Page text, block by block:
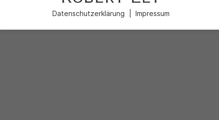
Datenschutzerklärung Impressum